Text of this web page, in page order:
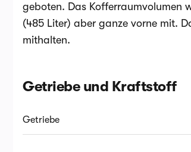
geboten. Das Kofferraumvolumen
(485 Liter) aber ganze vorne mit.
mithalten.
Getriebe und Kraftstoff
Getriebe